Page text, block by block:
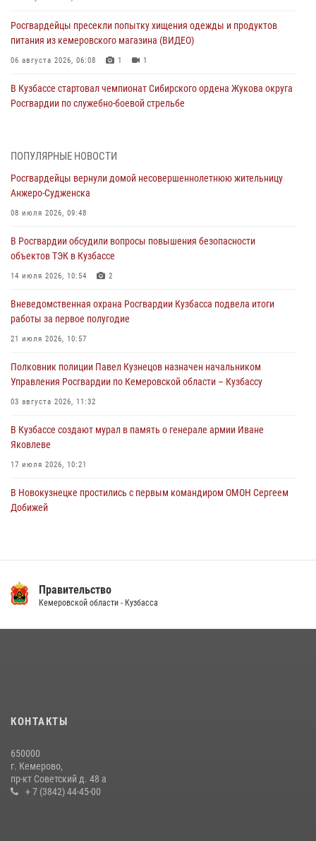
Росгвардейцы пресекли попытку хищения одежды и продуктов
питания из кемеровского магазина (ВИДЕО)
06 августа 2026, 06:08 1 1
В Кузбассе стартовал чемпионат Сибирского ордена Жукова округа
Росгвардии по служебно-боевой стрельбе
Росгвардейцы задержали в Кемерове дебошира, устроившего
05 августа 2026, 09:30
Росгвардейцы задержали участника драки, причинившего побои
05 августа 2026, 08:50
Росгвардейцы пресекли нарушение общественного порядка на
Росгвардейцы в Юрге пресекли попытку проникновения на
ПОПУЛЯРНЫЕ НОВОСТИ
Росгвардейцы вернули домой несовершеннолетнюю жительницу
Анжеро-Судженска
08 июля 2026, 09:48
В Росгвардии обсудили вопросы повышения безопасности
объектов ТЭК в Кузбассе
14 июля 2026, 10:54 2
Вневедомственная охрана Росгвардии Кузбасса подвела итоги
работы за первое полугодие
21 июля 2026, 10:57
Полковник полиции Павел Кузнецов назначен начальником
Управления Росгвардии по Кемеровской области – Кузбассу
03 августа 2026, 11:32
В Кузбассе создают мурал в память о генерале армии Иване
Яковлеве
17 июля 2026, 10:21
В Новокузнецке простились с первым командиром ОМОН Сергеем
Добижей
14 июля 2026, 08:52 1
20 июля 2026, 08:52
гипермаркета товары на 13 тысяч рублей (ВИДЕО)
16 июля 2026, 06:43
Правительство
Кемеровской области - Кузбасса
КОНТАКТЫ
650000
г. Кемерово,
пр-кт Советский д. 48 а
+ 7 (3842) 44-45-00